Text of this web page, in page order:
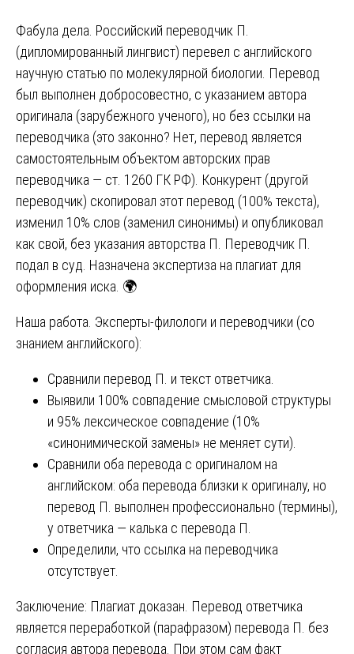
Фабула дела. Российский переводчик П.
(дипломированный лингвист) перевел с английского
научную статью по молекулярной биологии. Перевод
был выполнен добросовестно, с указанием автора
оригинала (зарубежного ученого), но без ссылки на
переводчика (это законно? Нет, перевод является
самостоятельным объектом авторских прав
переводчика — ст. 1260 ГК РФ). Конкурент (другой
переводчик) скопировал этот перевод (100% текста),
изменил 10% слов (заменил синонимы) и опубликовал
как свой, без указания авторства П. Переводчик П.
подал в суд. Назначена экспертиза на плагиат для
оформления иска. 🌍
Наша работа. Эксперты-филологи и переводчики (со
знанием английского):
Сравнили перевод П. и текст ответчика.
Выявили 100% совпадение смысловой структуры
и 95% лексическое совпадение (10%
«синонимической замены» не меняет сути).
Сравнили оба перевода с оригиналом на
английском: оба перевода близки к оригиналу, но
перевод П. выполнен профессионально (термины),
у ответчика — калька с перевода П.
Определили, что ссылка на переводчика
отсутствует.
Заключение: Плагиат доказан. Перевод ответчика
является переработкой (парафразом) перевода П. без
согласия автора перевода. При этом сам факт